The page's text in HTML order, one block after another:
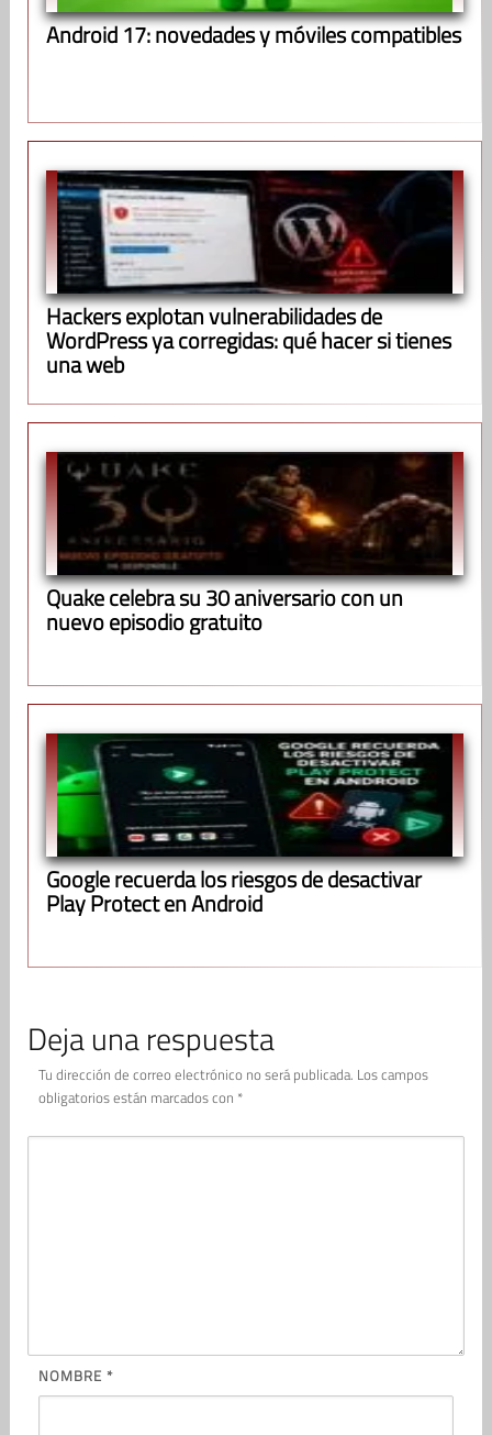
Android 17: novedades y móviles compatibles
Hackers explotan vulnerabilidades de
WordPress ya corregidas: qué hacer si tienes
una web
Quake celebra su 30 aniversario con un
nuevo episodio gratuito
Google recuerda los riesgos de desactivar
Play Protect en Android
Deja una respuesta
Tu dirección de correo electrónico no será publicada. Los campos
obligatorios están marcados con *
NOMBRE *